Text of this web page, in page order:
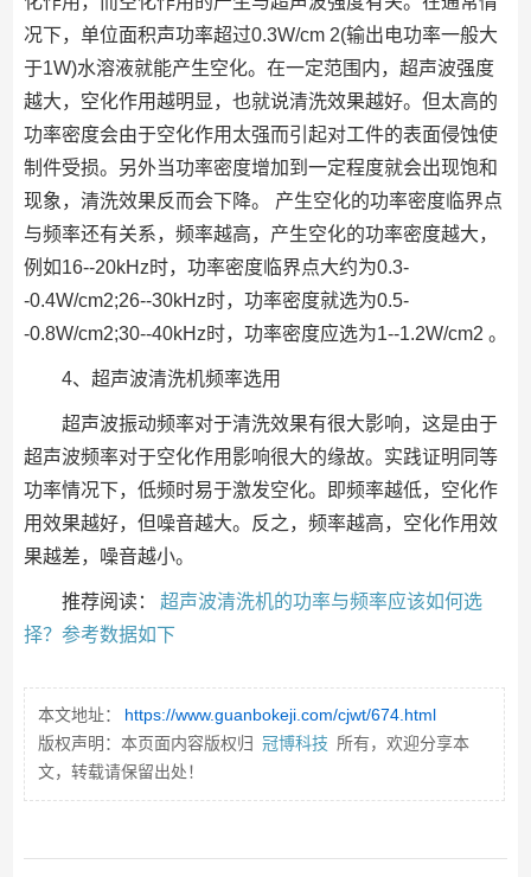
况下，单位面积声功率超过0.3W/cm 2(输出电功率一般大
于1W)水溶液就能产生空化。在一定范围内，超声波强度
越大，空化作用越明显，也就说清洗效果越好。但太高的
功率密度会由于空化作用太强而引起对工件的表面侵蚀使
制件受损。另外当功率密度增加到一定程度就会出现饱和
现象，清洗效果反而会下降。 产生空化的功率密度临界点
与频率还有关系，频率越高，产生空化的功率密度越大，
例如16--20kHz时，功率密度临界点大约为0.3-
-0.4W/cm2;26--30kHz时，功率密度就选为0.5-
-0.8W/cm2;30--40kHz时，功率密度应选为1--1.2W/cm2 。
4、超声波清洗机频率选用
超声波振动频率对于清洗效果有很大影响，这是由于
超声波频率对于空化作用影响很大的缘故。实践证明同等
功率情况下，低频时易于激发空化。即频率越低，空化作
用效果越好，但噪音越大。反之，频率越高，空化作用效
果越差，噪音越小。
推荐阅读：
超声波清洗机的功率与频率应该如何选
择？参考数据如下
本文地址：
https://www.guanbokeji.com/cjwt/674.html
版权声明：本页面内容版权归 冠博科技 所有，欢迎分享本
文，转载请保留出处！